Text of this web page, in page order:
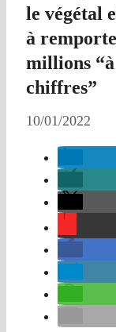
le végétal
à
millions
chiffres”
10/01/2022